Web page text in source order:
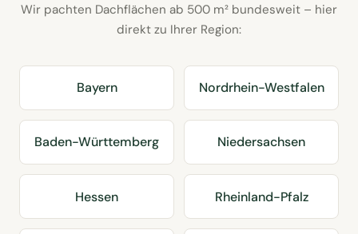
Wir pachten Dachflächen ab 500 m² bundesweit – hier
direkt zu Ihrer Region:
Bayern Nordrhein-Westfalen
Baden-Württemberg Niedersachsen
Hessen Rheinland-Pfalz